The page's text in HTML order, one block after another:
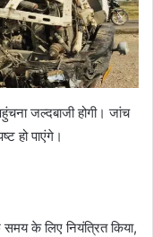
जल्दबाजी होगी। जांच
हो पाएंगे।
के लिए नियंत्रित किया,